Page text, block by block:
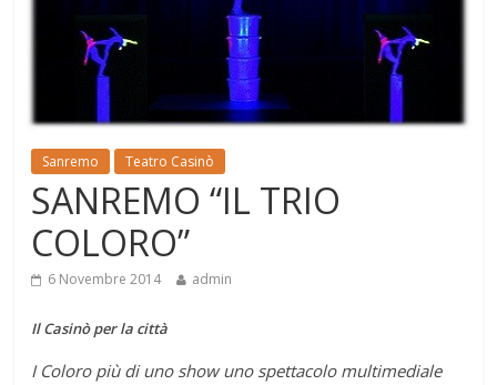
Sanremo Teatro Casinò
SANREMO “IL TRIO
COLORO”
6 Novembre 2014 admin
Il Casinò per la città
I Coloro più di uno show uno spettacolo multimediale